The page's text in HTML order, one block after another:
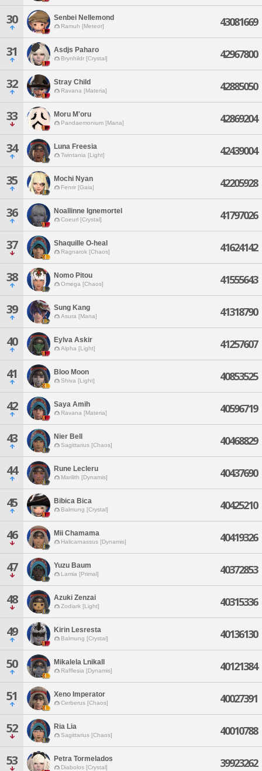
30 Senbei Nellemond
Ramuh [Meteor] 43081669
31 Asdjs Paharo
Brynhildr [Crystal] 42967800
32 Stray Child
Ravana [Materia] 42885050
33 Moru M'oru
Pandaemonium [Mana] 42869204
34 Luna Freesia
Twintania [Light] 42439004
35 Mochi Nyan
Fenrir [Gaia] 42205928
36 Noallinne Ignemortel
Coeurl [Crystal] 41797026
37 Shaquille O-heal
Ragnarok [Chaos] 41624142
38 Nomo Pitou
Omega [Chaos] 41555643
39 Sung Kang
Asura [Mana] 41318790
40 Eylva Askir
Alpha [Light] 41257607
41 Bloo Moon
Shiva [Light] 40853525
42 Saya Amih
Ravana [Materia] 40596719
43 Nier Bell
Sagittarius [Chaos] 40468829
44 Rune Lecleru
Marilith [Dynamis] 40437690
45 Bibica Bica
Balmung [Crystal] 40425210
46 Mii Chamama
Halicarnassus [Dynamis] 40419326
47 Yuzu Baum
Lamia [Primal] 40372853
48 Azuki Zenzai
Zodiark [Light] 40315336
49 Kirin Lesresta
Balmung [Crystal] 40136130
50 Mikalela Lnikall
Rafflesia [Dynamis] 40121384
51 Xeno Imperator
Cerberus [Chaos] 40027391
52 Ria Lia
Sagittarius [Chaos] 40010788
53 Petra Tormelados
Diabolos [Crystal] 39923262